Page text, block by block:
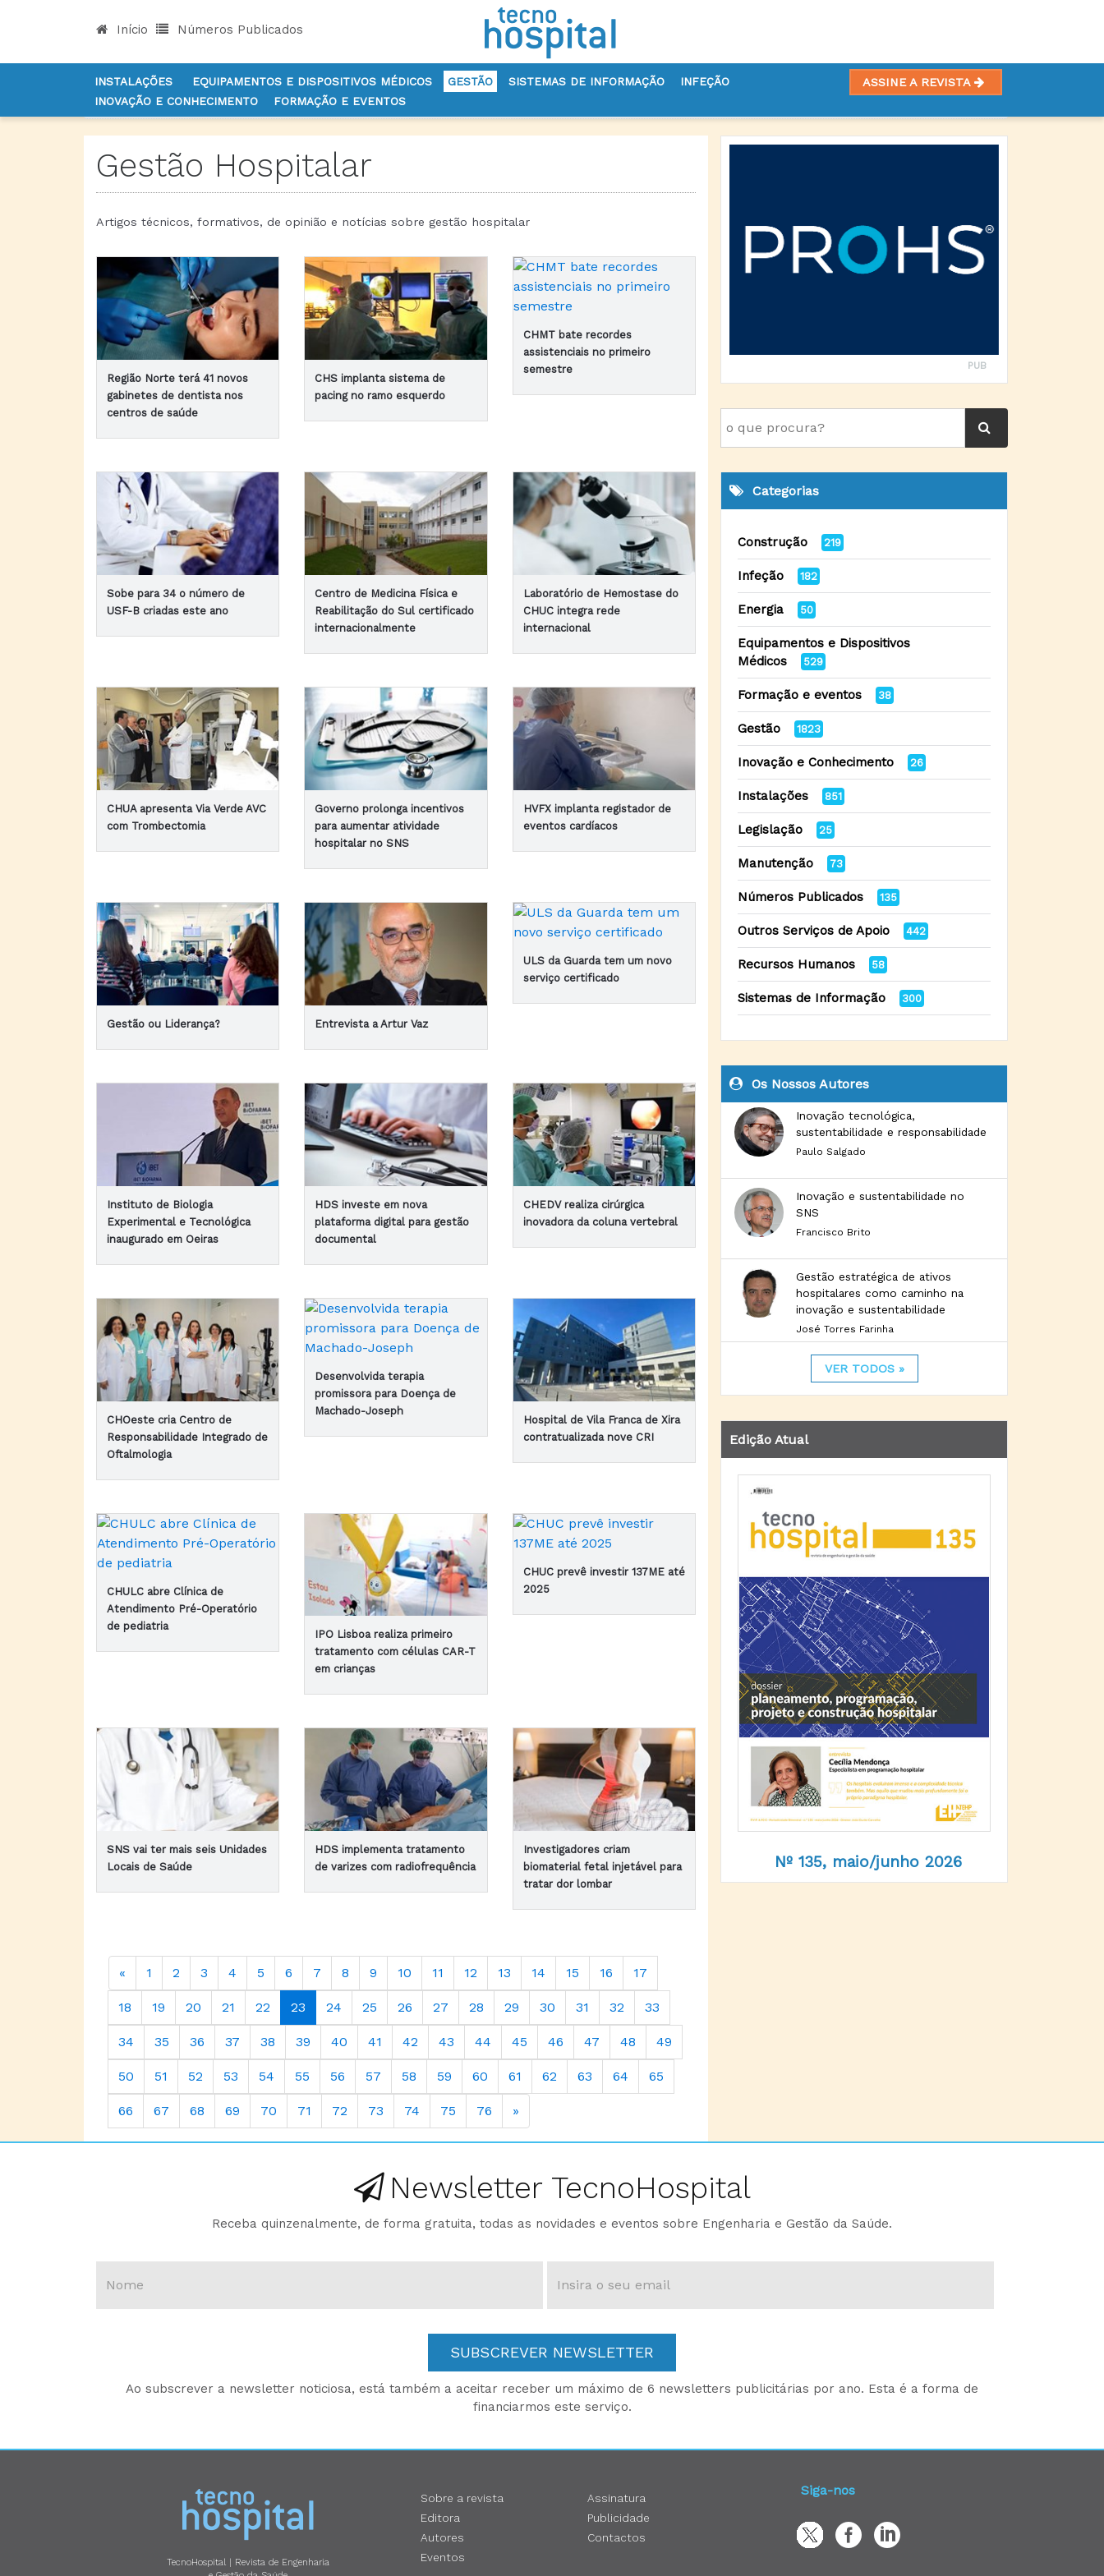
Início Números Publicados
INSTALAÇÕES EQUIPAMENTOS E DISPOSITIVOS MÉDICOS GESTÃO SISTEMAS DE INFORMAÇÃO
INFEÇÃO
INOVAÇÃO E CONHECIMENTO
FORMAÇÃO E EVENTOS
ASSINE A REVISTA
INÍCIO NOTÍCIAS GESTÃO
Gestão Hospitalar
Artigos técnicos, formativos, de opinião e notícias sobre gestão hospitalar
Região Norte terá 41 novos
gabinetes de dentista nos
centros de saúde
CHS implanta sistema de
pacing no ramo esquerdo
CHMT bate recordes
assistenciais no primeiro
semestre
Sobe para 34 o número de
USF-B criadas este ano
Centro de Medicina Física e
Reabilitação do Sul certificado
internacionalmente
Laboratório de Hemostase do
CHUC integra rede
internacional
CHUA apresenta Via Verde AVC
com Trombectomia
Governo prolonga incentivos
para aumentar atividade
hospitalar no SNS
HVFX implanta registador de
eventos cardíacos
Gestão ou Liderança? Entrevista a Artur Vaz
ULS da Guarda tem um novo
serviço certificado
Instituto de Biologia
Experimental e Tecnológica
inaugurado em Oeiras
HDS investe em nova
plataforma digital para gestão
documental
CHEDV realiza cirúrgica
inovadora da coluna vertebral
CHOeste cria Centro de
Responsabilidade Integrado de
Oftalmologia
Desenvolvida terapia
promissora para Doença de
Machado-Joseph
Hospital de Vila Franca de Xira
contratualizada nove CRI
CHULC abre Clínica de
Atendimento Pré-Operatório
de pediatria
IPO Lisboa realiza primeiro
tratamento com células CAR-T
em crianças
CHUC prevê investir 137ME até
2025
SNS vai ter mais seis Unidades
Locais de Saúde
HDS implementa tratamento
de varizes com radiofrequência
Investigadores criam
biomaterial fetal injetável para
tratar dor lombar
« 1 2 3 4 5 6 7 8 9 10 11 12 13 14 15 16 17
18 19 20 21 22 23 24 25 26 27 28 29 30 31 32 33
34 35 36 37 38 39 40 41 42 43 44 45 46 47 48 49
50 51 52 53 54 55 56 57 58 59 60 61 62 63 64 65
66 67 68 69 70 71 72 73 74 75 76 »
PUB
Categorias
Construção 219
Infeção 182
Energia 50
Equipamentos e Dispositivos
Médicos
529
Formação e eventos 38
Gestão 1823
Inovação e Conhecimento 26
Instalações 851
Legislação 25
Manutenção 73
Números Publicados 135
Outros Serviços de Apoio 442
Recursos Humanos 58
Sistemas de Informação 300
Os Nossos Autores
Inovação tecnológica,
sustentabilidade e responsabilidade
Paulo Salgado
Inovação e sustentabilidade no
SNS
Francisco Brito
Gestão estratégica de ativos
hospitalares como caminho na
inovação e sustentabilidade
José Torres Farinha
VER TODOS »
Edição Atual
Nº 135, maio/junho 2026
Newsletter TecnoHospital
Receba quinzenalmente, de forma gratuita, todas as novidades e eventos sobre Engenharia e Gestão da Saúde.
SUBSCREVER NEWSLETTER
Ao subscrever a newsletter noticiosa, está também a aceitar receber um máximo de 6 newsletters publicitárias por ano. Esta é a forma de
financiarmos este serviço.
TecnoHospital | Revista de Engenharia
Sobre a revista
Editora
Autores
Eventos
Assinatura
Publicidade
Contactos
Siga-nos